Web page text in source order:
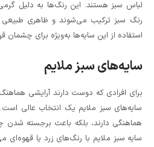
لباس سبز هستند. این رنگ‌ها به دلیل
رنگ سبز ترکیب می‌شوند و ظاهری طبیعی
استفاده از این سایه‌ها به‌ویژه برای
سایه‌های سبز ملایم
برای افرادی که دوست دارند آرایشی
سایه‌های سبز ملایم یک انتخاب عالی
هماهنگی دارند، بلکه باعث برجسته
سایه سبز ملایم با رنگ‌های زرد یا